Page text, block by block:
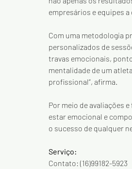
empresários e equipes
Com uma metodologia
personalizados de
travas emocionais,
mentalidade de um
profissional”, afirma.
Por meio de avaliações
estar emocional e
o sucesso de qualquer
Serviço:
Contato: (16)99182-5923